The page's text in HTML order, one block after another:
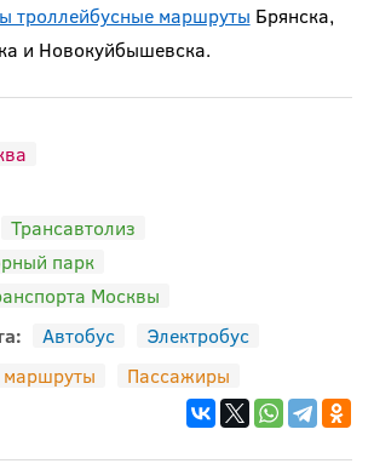
троллейбусные маршруты Брянска,
и Новокуйбышевска.
Трансавтолиз
парк
Москвы
Автобус
Электробус
Пассажиры